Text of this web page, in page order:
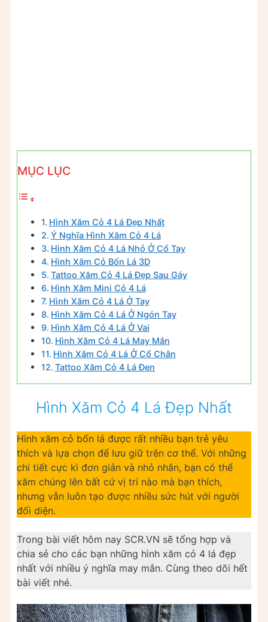
MỤC LỤC
Hình Xăm Cỏ 4 Lá Đẹp Nhất
Ý Nghĩa Hình Xăm Cỏ 4 Lá
Hình Xăm Cỏ 4 Lá Nhỏ Ở Cổ Tay
Hình Xăm Cỏ Bốn Lá 3D
Tattoo Xăm Cỏ 4 Lá Đẹp Sau Gáy
Hình Xăm Mini Cỏ 4 Lá
Hình Xăm Cỏ 4 Lá Ở Tay
Hình Xăm Cỏ 4 Lá Ở Ngón Tay
Hình Xăm Cỏ 4 Lá Ở Vai
Hình Xăm Cỏ 4 Lá May Mắn
Hình Xăm Cỏ 4 Lá Ở Cổ Chân
Tattoo Xăm Cỏ 4 Lá Đen
Hình Xăm Cỏ 4 Lá Đẹp Nhất
Hình xăm cỏ bốn lá được rất nhiều bạn trẻ yêu
thích và lựa chọn để lưu giữ trên cơ thể. Với những
chi tiết cực kì đơn giản và nhỏ nhắn, bạn có thể
xăm chúng lên bất cứ vị trí nào mà bạn thích,
nhưng vẫn luôn tạo được nhiều sức hút với người
đối diện.
Trong bài viết hôm nay SCR.VN sẽ tổng hợp và
chia sẻ cho các bạn những hình xăm cỏ 4 lá đẹp
nhất với nhiều ý nghĩa may mắn. Cùng theo dõi hết
bài viết nhé.